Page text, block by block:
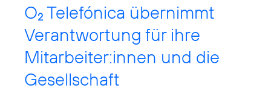
O2 Telefónica übernimmt
Verantwortung für ihre
Mitarbeiter:innen und die
Gesellschaft